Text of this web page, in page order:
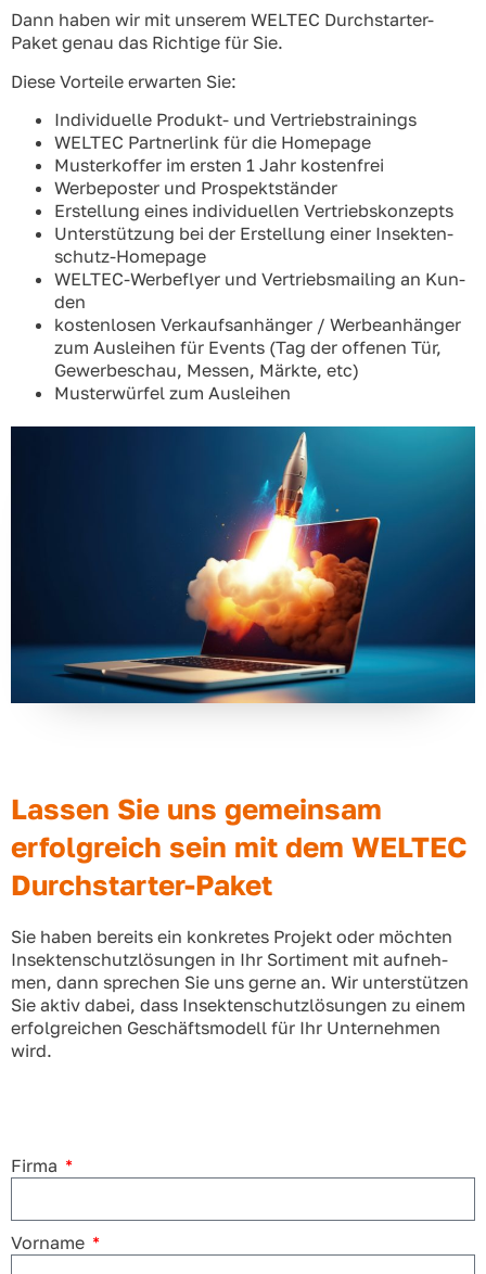
Dann haben wir mit unse­rem WELTEC Durch­star­ter-
Paket genau das Rich­ti­ge für Sie.
Die­se Vor­tei­le erwar­ten Sie:
Indi­vi­du­el­le Pro­dukt- und Ver­triebs­trai­nings
WELTEC Part­ner­link für die Home­page
Mus­ter­kof­fer im ers­ten 1 Jahr kos­ten­frei
Wer­be­pos­ter und Pro­spekt­stän­der
Erstel­lung eines indi­vi­du­el­len Ver­triebs­kon­zepts
Unter­stüt­zung bei der Erstel­lung einer Insek­ten­
schutz-Home­page
WELTEC-Wer­be­fly­er und Ver­triebs­mai­ling an Kun­
den
kos­ten­lo­sen Ver­kaufs­an­hän­ger / Wer­be­an­hän­ger
zum Aus­lei­hen für Events (Tag der offe­nen Tür,
Gewer­be­schau, Mes­sen, Märk­te, etc)
Mus­ter­wür­fel zum Aus­lei­hen
Lassen Sie uns gemeinsam
erfolgreich sein mit dem WELTEC
Durchstarter-Paket
Sie haben bereits ein kon­kre­tes Pro­jekt oder möch­ten
Insek­ten­schutz­lö­sun­gen in Ihr Sor­ti­ment mit auf­neh­
men, dann spre­chen Sie uns ger­ne an. Wir unter­stüt­zen
Sie aktiv dabei, dass Insek­ten­schutz­lö­sun­gen zu einem
erfolg­rei­chen Geschäfts­mo­dell für Ihr Unter­neh­men
wird.
Fir­ma
Vor­na­me